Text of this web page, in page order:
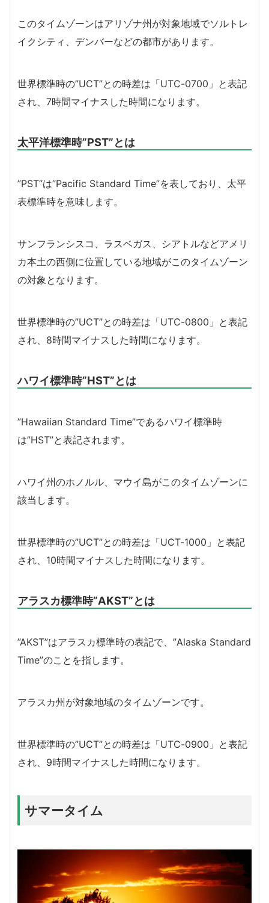
このタイムゾーンはアリゾナ州が対象地域でソルトレ
イクシティ、デンバーなどの都市があります。
世界標準時の”UCT”との時差は「UTC-0700」と表記
され、7時間マイナスした時間になります。
太平洋標準時”PST”とは
”PST”は”Pacific Standard Time”を表しており、太平
表標準時を意味します。
サンフランシスコ、ラスベガス、シアトルなどアメリ
カ本土の西側に位置している地域がこのタイムゾーン
の対象となります。
世界標準時の”UCT”との時差は「UTC-0800」と表記
され、8時間マイナスした時間になります。
ハワイ標準時”HST”とは
”Hawaiian Standard Time”であるハワイ標準時
は”HST”と表記されます。
ハワイ州のホノルル、マウイ島がこのタイムゾーンに
該当します。
世界標準時の”UCT”との時差は「UCT-1000」と表記
され、10時間マイナスした時間になります。
アラスカ標準時”AKST”とは
”AKST”はアラスカ標準時の表記で、”Alaska Standard
Time”のことを指します。
アラスカ州が対象地域のタイムゾーンです。
世界標準時の”UCT”との時差は「UTC-0900」と表記
され、9時間マイナスした時間になります。
サマータイム